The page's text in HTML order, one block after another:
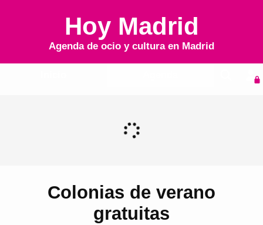
Hoy Madrid
Agenda de ocio y cultura en Madrid
Colonias de verano
gratuitas